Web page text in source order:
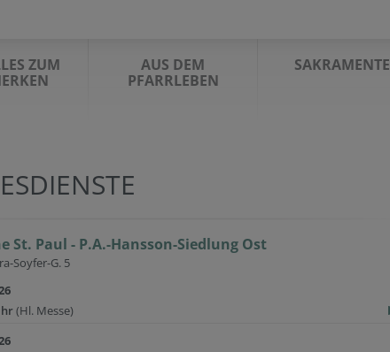
ZUM
AUS DEM
PFARRLEBEN
SAKRAMENTE
St. Paul - P.A.-Hansson-Siedlung Ost
Soyfer-G. 5
(Hl. Messe)